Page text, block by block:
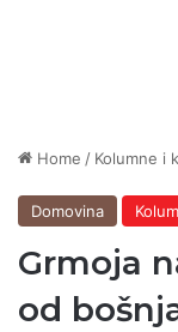
Home / Kolumne i
Domovina
Grmoja
od